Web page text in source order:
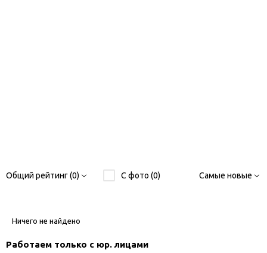
Общий рейтинг (0) С фото (0) Самые новые
Ничего не найдено
Работаем только с юр. лицами